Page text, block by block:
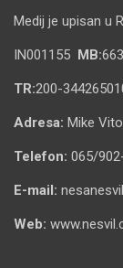
Medij je upisan u
IN001155 MB:
TR:200-
Adresa: Mike
Telefon: 065/
E-mail:
Web: